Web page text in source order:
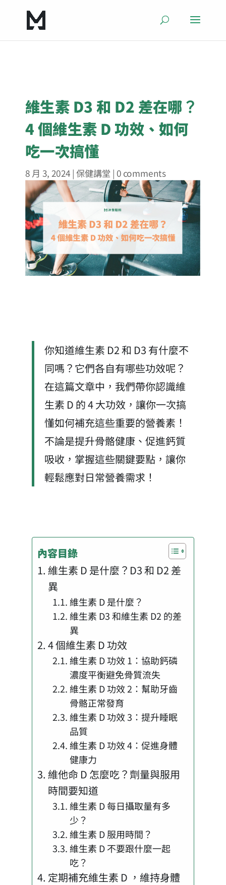
維生素 D3 和 D2 差在哪？
4 個維生素 D 功效、如何
吃一次搞懂
8 月 3, 2024 |保健講堂 | 0 comments
你知道維生素 D2 和 D3 有什麼不
同嗎？它們各自有哪些功效呢？
在這篇文章中，我們帶你認識維
生素 D 的 4 大功效，讓你一次搞
懂如何補充這些重要的營養素！
不論是提升骨骼健康、促進鈣質
吸收，掌握這些關鍵要點，讓你
輕鬆應對日常營養需求！
內容目錄
維生素 D 是什麼？D3 和 D2 差
異
維生素 D 是什麼？
維生素 D3 和維生素 D2 的差
異
4 個維生素 D 功效
維生素 D 功效 1：協助鈣磷
濃度平衡避免骨質流失
維生素 D 功效 2：幫助牙齒
骨骼正常發育
維生素 D 功效 3：提升睡眠
品質
維生素 D 功效 4：促進身體
健康力
維他命 D 怎麼吃？劑量與服用
時間要知道
維生素 D 每日攝取量有多
少？
維生素 D 服用時間？
維生素 D 不要跟什麼一起
吃？
定期補充維生素 D ，維持身體